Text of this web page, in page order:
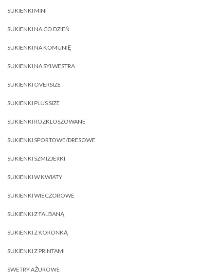
SUKIENKI MINI
SUKIENKI NA CO DZIEŃ
SUKIENKI NA KOMUNIĘ
SUKIENKI NA SYLWESTRA
SUKIENKI OVERSIZE
SUKIENKI PLUS SIZE
SUKIENKI ROZKLOSZOWANE
SUKIENKI SPORTOWE/DRESOWE
SUKIENKI SZMIZJERKI
SUKIENKI W KWIATY
SUKIENKI WIECZOROWE
SUKIENKI Z FALBANĄ
SUKIENKI Z KORONKĄ
SUKIENKI Z PRINTAMI
SWETRY AŻUROWE